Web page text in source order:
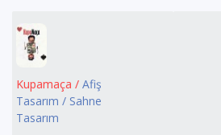
Kupamaça / Afiş
Tasarım / Sahne
Tasarım